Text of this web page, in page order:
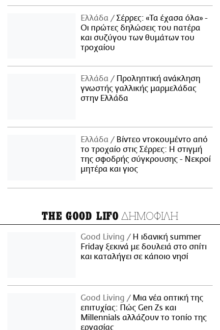
Ελλάδα
Σέρρες: «Τα έχασα όλα» -
Οι πρώτες δηλώσεις του πατέρα
και συζύγου των θυμάτων του
τροχαίου
Ελλάδα
Προληπτική ανάκληση
γνωστής γαλλικής μαρμελάδας
στην Ελλάδα
Ελλάδα
Βίντεο ντοκουμέντο από
το τροχαίο στις Σέρρες: Η στιγμή
της σφοδρής σύγκρουσης - Νεκροί
μητέρα και γιος
THE GOOD LIFO ΔΗΜΟΦΙΛΗ
Good Living
Η ιδανική summer
Friday ξεκινά με δουλειά στο σπίτι
και καταλήγει σε κάποιο νησί
Good Living
Μια νέα οπτική της
επιτυχίας: Πώς Gen Zs και
Millennials αλλάζουν το τοπίο της
εργασίας